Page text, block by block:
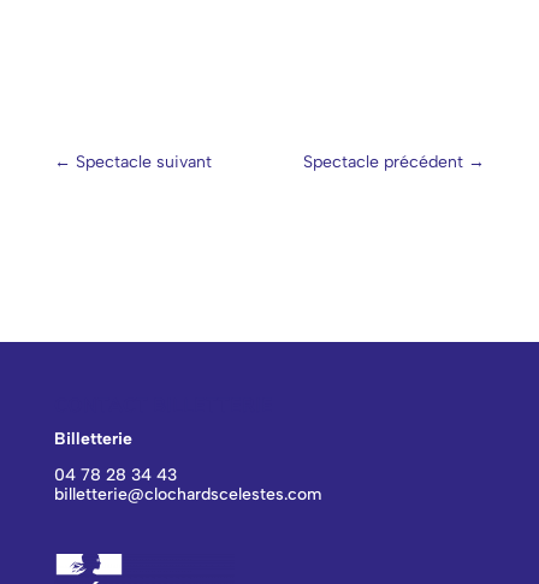
← Spectacle suivant Spectacle précédent →
Billetterie
04 78 28 34 43
billetterie@clochardscelestes.com